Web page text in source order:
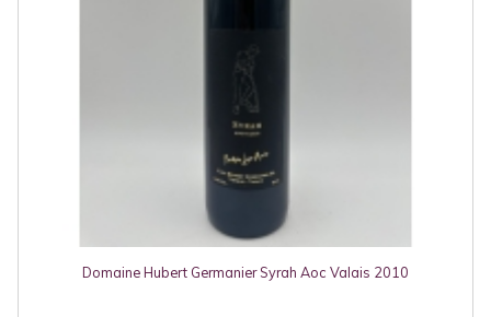
Domaine Hubert Germanier Syrah Aoc Valais 2010